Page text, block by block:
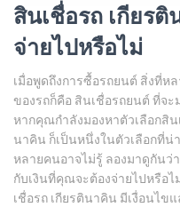
สินเชื่อรถ เกียร
จ่ายไปหรือไม่
เมื่อพูดถึงการซื้อรถยนต์ สิ่งที่
ของรถก็คือ สินเชื่อรถยนต์ ที่จะ
หากคุณกำลังมองหาตัวเลือกสิ
นาคิน ก็เป็นหนึ่งในตัวเลือกที่น่
หลายคนอาจไม่รู้ ลองมาดูกัน
กับเงินที่คุณจะต้องจ่ายไปหรือ
เชื่อรถ เกียรตินาคิน มีเงื่อนไ